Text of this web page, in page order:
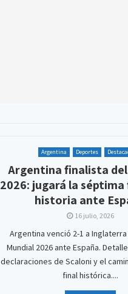
Argentina Deportes
Argentina finalista
2026: jugará la séptima
historia ante
16 julio, 2026
Argentina venció 2-1 a
Mundial 2026 ante España.
declaraciones de Scaloni y el
final histórica....